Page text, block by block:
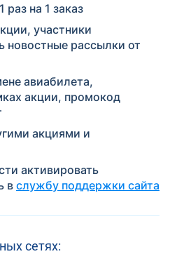
на 1 заказ
участники
новостные рассылки от
авиабилета,
акции, промокод
акциями и
активировать
в службу поддержки сайта
сетях: